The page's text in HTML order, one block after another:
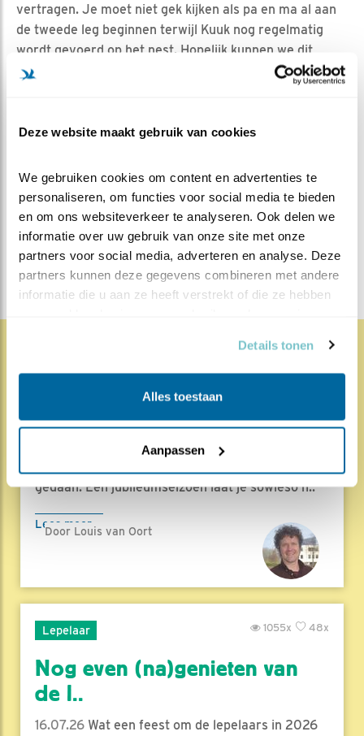
Deze website maakt gebruik van cookies
We gebruiken cookies om content en advertenties te
personaliseren, om functies voor social media te bieden
en om ons websiteverkeer te analyseren. Ook delen we
informatie over uw gebruik van onze site met onze
partners voor social media, adverteren en analyse. Deze
partners kunnen deze gegevens combineren met andere
informatie die u aan ze heeft verstrekt of die ze hebben
Details tonen
Alles toestaan
Aanpassen
vertragen. Je moet niet gek kijken als pa en ma al aan
de tweede leg beginnen terwijl Kuuk nog regelmatig
wordt gevoerd op het nest. Hopelijk kunnen we dit
allemaal volgen op de camera's.
Bewaar deze blog
Huiszwaluw
Alle Beleef de
Lente blogs
DEEL DIT BERICHT
Natuur en Vogels
Herleef de Lente: de vele
hoog..
gedaan. Een jubileumseizoen laat je sowieso n..
Lees meer
Door Louis van Oort
Lepelaar 48x
1055x
Nog even (na)genieten van
de l..
16.07.26 Wat een feest om de lepelaars in 2026